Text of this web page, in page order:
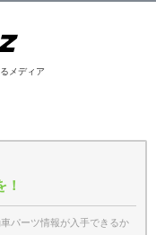
メディア
パーツ情報が入手できるか